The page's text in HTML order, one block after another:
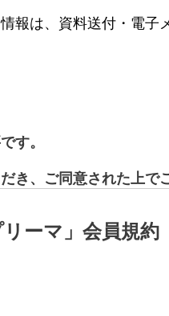
報は、資料送付・電子
す。
き、ご同意された上で
リーマ」会員規約